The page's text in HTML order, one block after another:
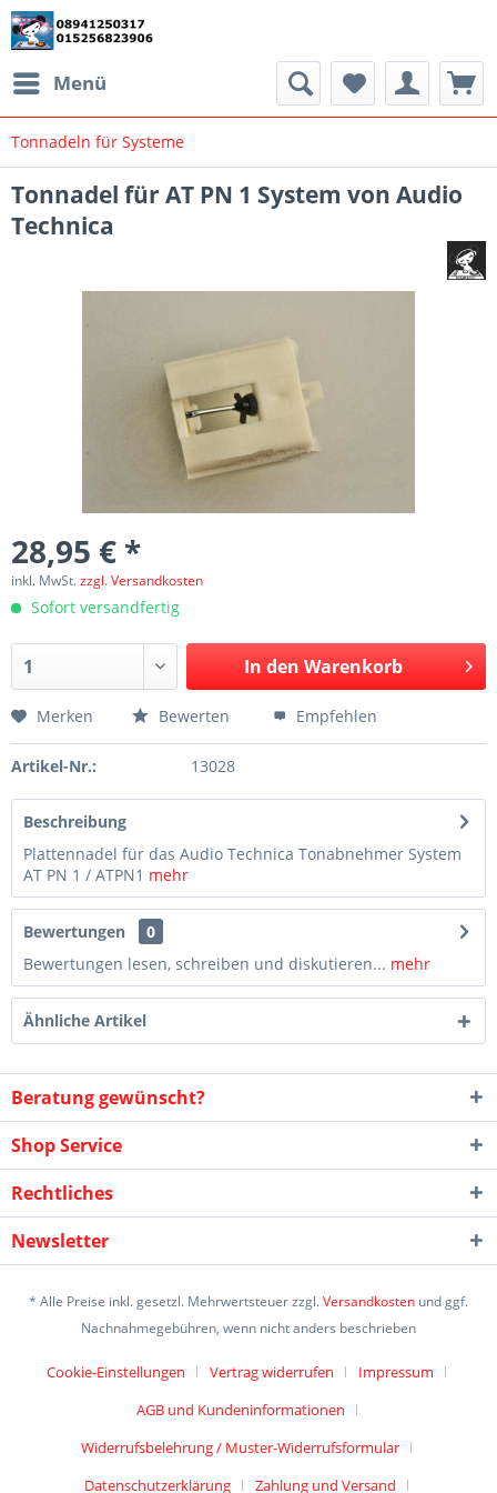
Menü
Tonnadeln für Systeme
Tonnadel für AT PN 1 System von Audio
Technica
28,95 € *
inkl. MwSt.zzgl. Versandkosten
Sofort versandfertig
In den Warenkorb
Merken Bewerten Empfehlen
Artikel-Nr.: 13028
Beschreibung
Plattennadel für das Audio Technica Tonabnehmer System
AT PN 1 / ATPN1 mehr
Bewertungen
0
Bewertungen lesen, schreiben und diskutieren... mehr
Ähnliche Artikel
Beratung gewünscht?
Shop Service
Rechtliches
Newsletter
* Alle Preise inkl. gesetzl. Mehrwertsteuer zzgl.Versandkosten und ggf.
Nachnahmegebühren, wenn nicht anders beschrieben
Cookie-Einstellungen Vertrag widerrufen
Impressum
AGB und Kundeninformationen
Widerrufsbelehrung / Muster-Widerrufsformular
Datenschutzerklärung
Zahlung und Versand